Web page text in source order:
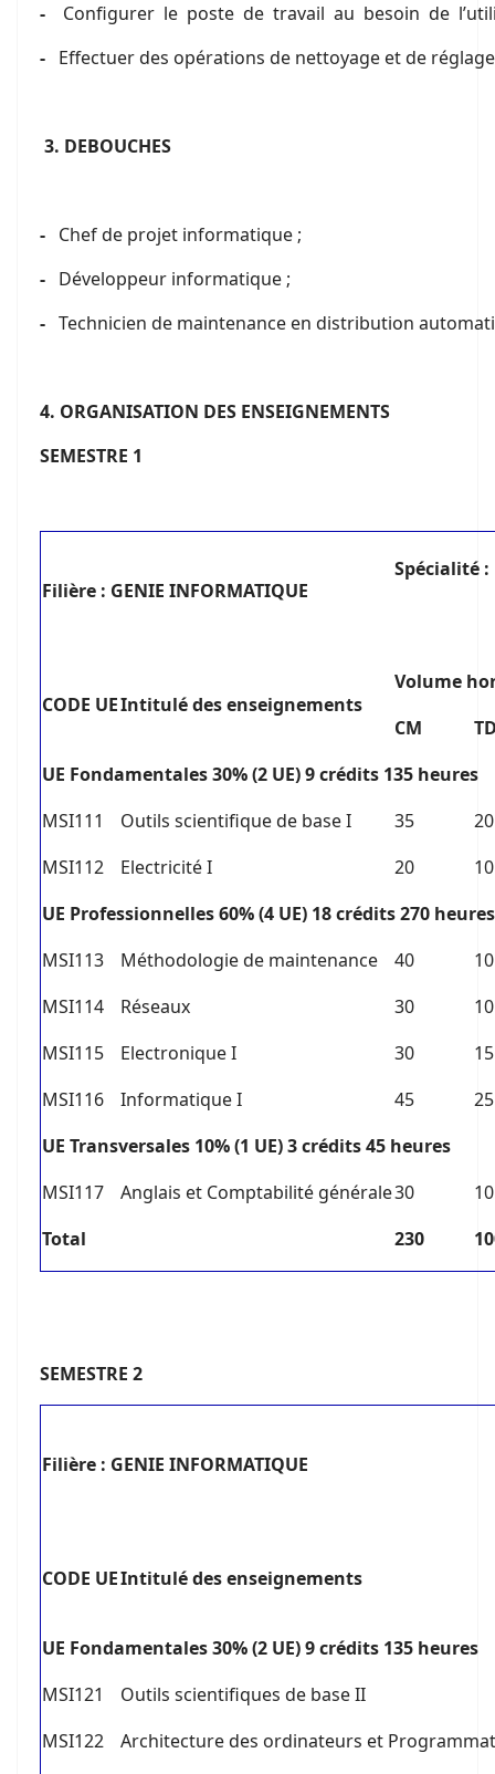
- Configurer le poste de travail au besoin de
- Effectuer des opérations de nettoyage et de
3. DEBOUCHES
- Chef de projet informatique ;
- Développeur informatique ;
- Technicien de maintenance en distribution
4. ORGANISATION DES ENSEIGNEMENTS
SEMESTRE 1
Filière : GENIE INFORMATIQUE
Spécialité :
CODE UEIntitulé des enseignements
Volume
CM
UE Fondamentales 30% (2 UE) 9 crédits 135 heures
MSI111
Outils scientifique de base I 35
20
MSI112
Electricité I 20
10
UE Professionnelles 60% (4 UE) 18 crédits 270 heures
MSI113
Méthodologie de maintenance 40
10
MSI114
Réseaux 30
10
MSI115
Electronique I 30
15
MSI116
Informatique I 45
25
UE Transversales 10% (1 UE) 3 crédits 45 heures
MSI117
Anglais et Comptabilité générale30
10
Total
230
SEMESTRE 2
Filière : GENIE INFORMATIQUE
CODE UEIntitulé des enseignements
UE Fondamentales 30% (2 UE) 9 crédits 135 heures
MSI121
Outils scientifiques de base II
MSI122
Architecture des ordinateurs et